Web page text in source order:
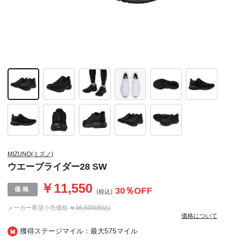
獲得ステージマイル：最大575マイル
MIZUNO(ミズノ)
ウエーブライダー28 SW
メーカー希望小売価格 ￥16,500(税込)
￥11,550 (税込) 30％OFF
価格について